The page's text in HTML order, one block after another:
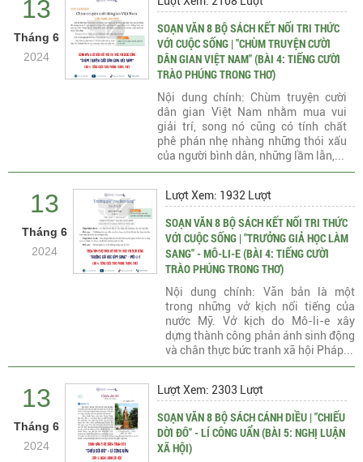
13
Tháng 6
2024
SOẠN VĂN 8 BỘ SÁCH KẾT NỐI TRI THỨC
VỚI CUỘC SỐNG | "CHÙM TRUYỆN CƯỜI
DÂN GIAN VIỆT NAM" (BÀI 4: TIẾNG CƯỜI
TRÀO PHÚNG TRONG THƠ)
Nội dung chính: Chùm truyện cười
dân gian Việt Nam nhằm mua vui
giải trí, song nó cũng có tính chất
phê phán nhẹ nhàng những thói xấu
của người bình dân, những lầm lẫn,...
13
Tháng 6
2024
Lượt Xem: 1932 Lượt
SOẠN VĂN 8 BỘ SÁCH KẾT NỐI TRI THỨC
VỚI CUỘC SỐNG | "TRƯỞNG GIẢ HỌC LÀM
SANG" - MÔ-LI-E (BÀI 4: TIẾNG CƯỜI
TRÀO PHÚNG TRONG THƠ)
Nội dung chính: Văn bản là một
trong những vở kịch nổi tiếng của
nước Mỹ. Vở kịch do Mô-li-e xây
dựng thành công phản ánh sinh động
và chân thực bức tranh xã hội Pháp...
13
Tháng 6
2024
Lượt Xem: 2303 Lượt
SOẠN VĂN 8 BỘ SÁCH CÁNH DIỀU | "CHIẾU
DỜI ĐÔ" - LÍ CÔNG UẨN (BÀI 5: NGHỊ LUẬN
XÃ HỘI)